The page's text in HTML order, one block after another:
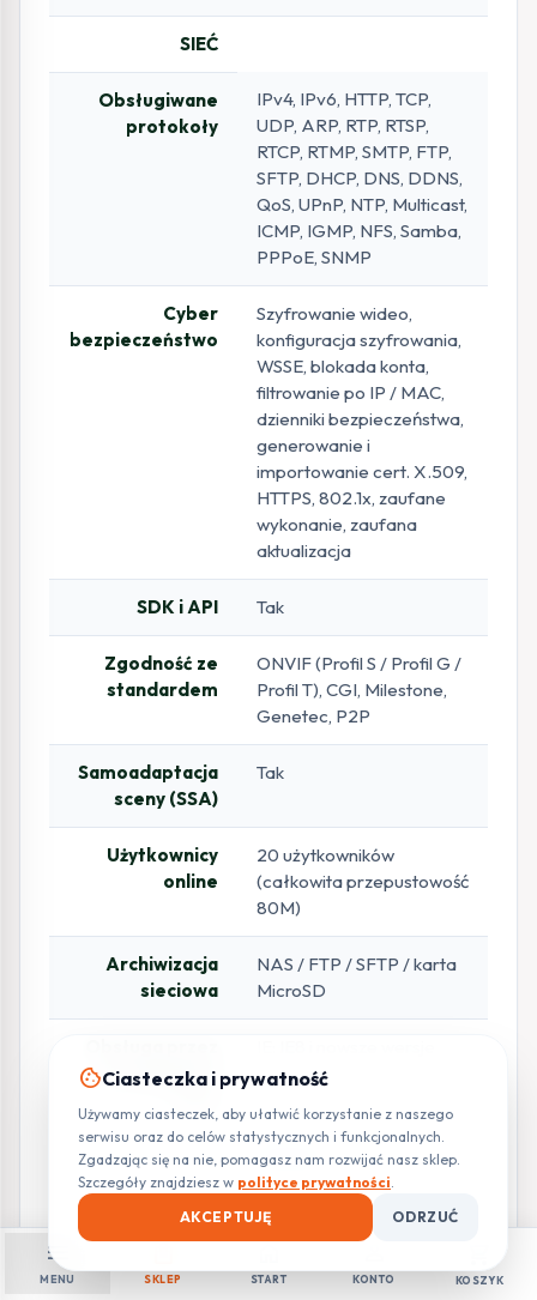
menu
MENU SKLEP START KONTO KOSZYK
SIEĆ
Obsługiwane
protokoły
IPv4, IPv6, HTTP, TCP,
UDP, ARP, RTP, RTSP,
RTCP, RTMP, SMTP, FTP,
SFTP, DHCP, DNS, DDNS,
QoS, UPnP, NTP, Multicast,
ICMP, IGMP, NFS, Samba,
PPPoE, SNMP
Cyber
bezpieczeństwo
Szyfrowanie wideo,
konfiguracja szyfrowania,
WSSE, blokada konta,
filtrowanie po IP / MAC,
dzienniki bezpieczeństwa,
generowanie i
importowanie cert. X.509,
HTTPS, 802.1x, zaufane
wykonanie, zaufana
aktualizacja
SDK i API Tak
Zgodność ze
standardem
ONVIF (Profil S / Profil G /
Profil T), CGI, Milestone,
Genetec, P2P
Samoadaptacja
sceny (SSA)
Tak
Użytkownicy
online
20 użytkowników
(całkowita przepustowość
80M)
Archiwizacja
sieciowa
NAS / FTP / SFTP / karta
MicroSD
przeglądarki
Chrome
Firefox
Safari: Safari 12 i nowsze
cookieCiasteczka i prywatność
Używamy ciasteczek, aby ułatwić korzystanie z naszego
serwisu oraz do celów statystycznych i funkcjonalnych.
Zgadzając się na nie, pomagasz nam rozwijać nasz sklep.
Szczegóły znajdziesz w polityce prywatności.
AKCEPTUJĘ
ODRZUĆ